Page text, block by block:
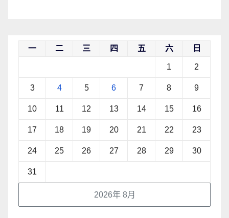
2026年 8月
一 二 三 四 五 六 日
1 2
3 4 5 6 7 8 9
10 11 12 13 14 15 16
17 18 19 20 21 22 23
24 25 26 27 28 29 30
31